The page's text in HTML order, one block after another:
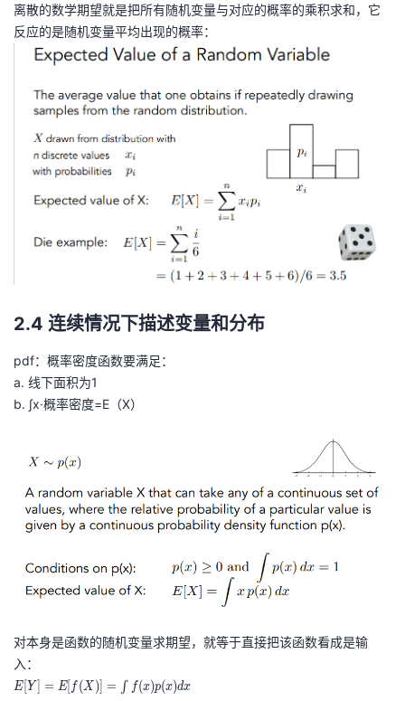
离散的数学期望就是把所有随机变量与对应的概率的乘积求和，它
反应的是随机变量平均出现的概率：
2.4 连续情况下描述变量和分布
pdf：概率密度函数要满足：
a. 线下面积为1
b. ∫x·概率密度=E（X）
对本身是函数的随机变量求期望，就等于直接把该函数看成是输
入：
E
E[ Y ] = E[ f (X ) = ∫ f(x)p(x)dx